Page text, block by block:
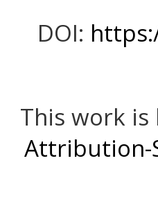
DOI:
This work
Attribution-